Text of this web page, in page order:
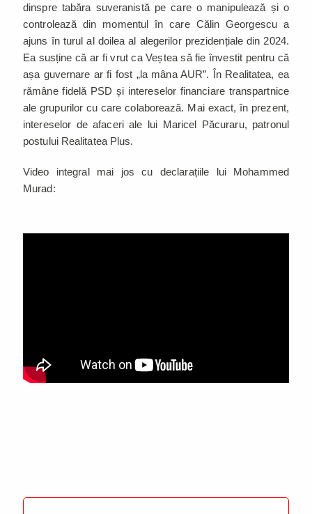
dinspre tabăra suveranistă pe care o manipulează și o
controlează din momentul în care Călin Georgescu a
ajuns în turul al doilea al alegerilor prezidențiale din 2024.
Ea susține că ar fi vrut ca Veștea să fie învestit pentru că
așa guvernare ar fi fost „la mâna AUR”. În Realitatea, ea
rămâne fidelă PSD și intereselor financiare transpartnice
ale grupurilor cu care colaborează. Mai exact, în prezent,
intereselor de afaceri ale lui Maricel Păcuraru, patronul
postului Realitatea Plus.
Video integral mai jos cu declarațiile lui Mohammed
Murad: